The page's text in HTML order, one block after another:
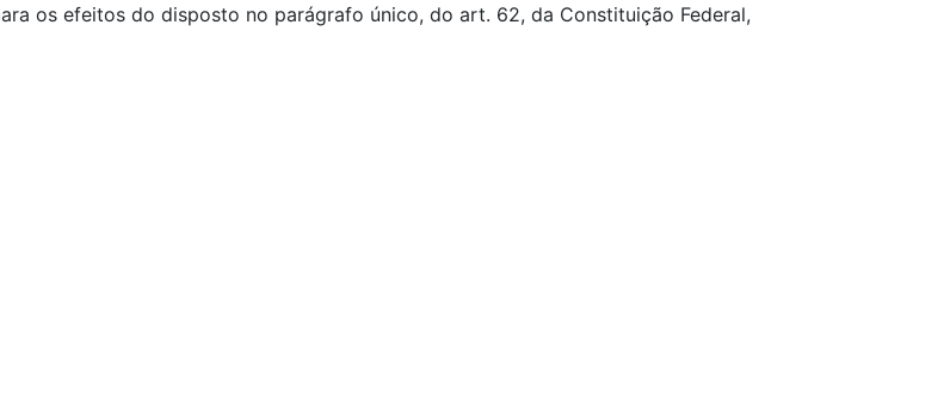
os efeitos do disposto no parágrafo único, do art. 62, da Constituição Federal,